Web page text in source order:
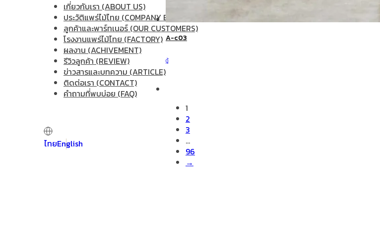
เกี่ยวกับเรา (ABOUT US)
ประวัติแพร่ไม้ไทย (COMPANY BACKGROUND)
ลูกค้าและพาร์ทเนอร์ (OUR CUSTOMERS)
โรงงานแพร่ไม้ไทย (FACTORY)
ผลงาน (ACHIVEMENT)
รีวิวลูกค้า (REVIEW)
ข่าวสารและบทความ (ARTICLE)
ติดต่อเรา (CONTACT)
คำถามที่พบบ่อย (FAQ)
English
ไทย
A-c03
ตู้
1
2
3
…
96
→